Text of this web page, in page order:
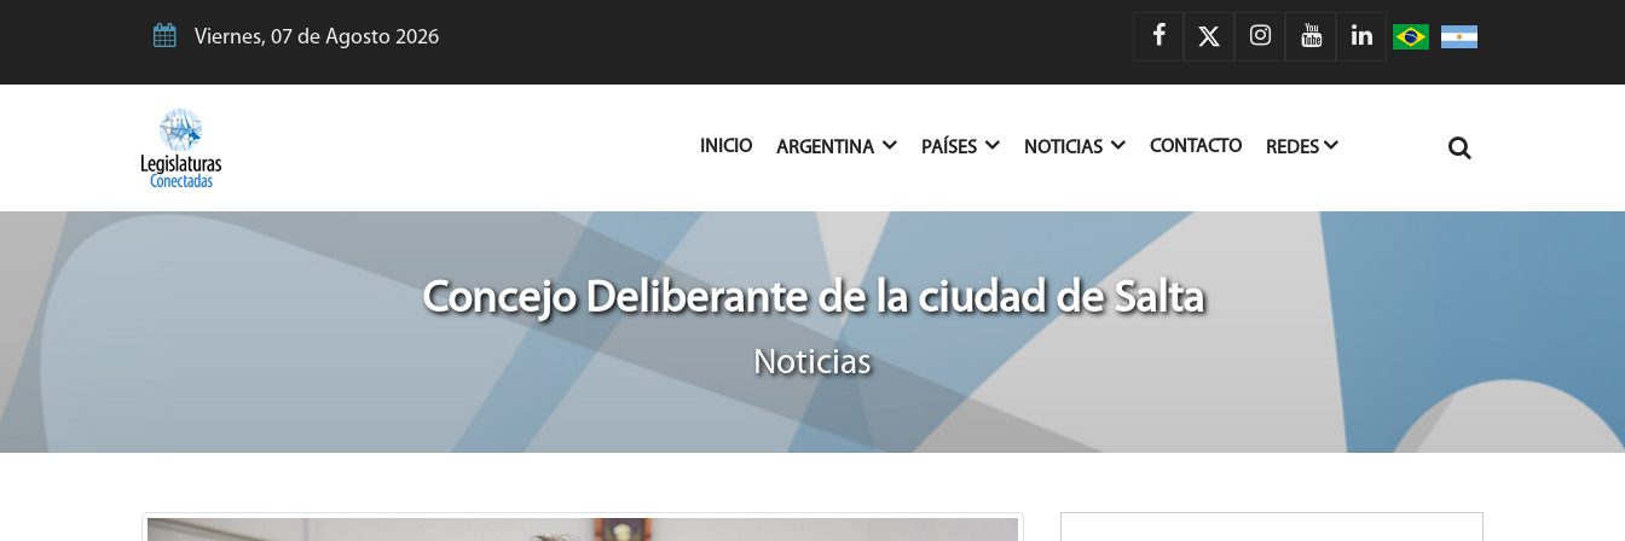
Viernes, 07 de Agosto 2026
INICIO(CURRENT)
ARGENTINA PAÍSES NOTICIAS CONTACTO REDES
Concejo Deliberante de la ciudad de Salta
Noticias